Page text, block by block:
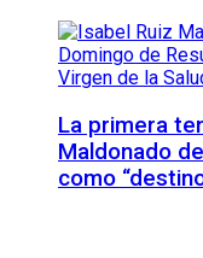
La primera
Maldonado
como